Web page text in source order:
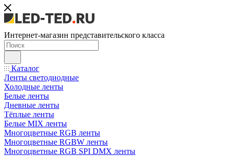
Интернет-магазин представительского класса
Каталог
Ленты светодиодные
Холодные ленты
Белые ленты
Дневные ленты
Тёплые ленты
Белые MIX ленты
Многоцветные RGB ленты
Многоцветные RGBW ленты
Многоцветные RGB SPI DMX ленты